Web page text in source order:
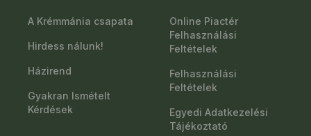
A Krémmánia csapata
Hirdess nálunk!
Házirend
Gyakran Ismételt
Kérdések
Online Piactér
Felhasználási
Feltételek
Felhasználási
Feltételek
Egyedi Adatkezelési
Tájékoztató